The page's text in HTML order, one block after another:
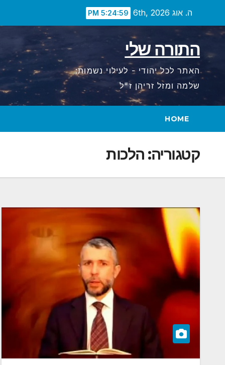
content
ה. אוג 6th, 2026 5:25:01 PM
התורה שלי
האתר לכל יהודי - לעילוי נשמות:
שלמה ומזל זריהן ז"ל
HOME
קטגוריה: הלכות